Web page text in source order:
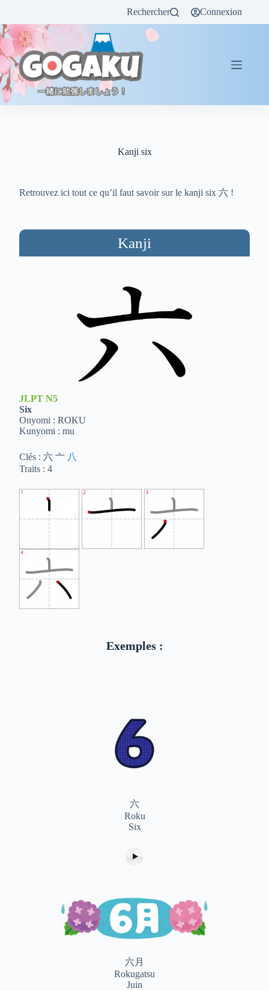
Rechercher Connexion
Kanji six
Retrouvez ici tout ce qu’il faut savoir sur le kanji six 六 !
Kanji
JLPT N5
Six
Onyomi : ROKU
Kunyomi : mu
Clés : 六 亠 八
Traits : 4
Exemples :
六
Roku
Six
六月
Rokugatsu
Juin